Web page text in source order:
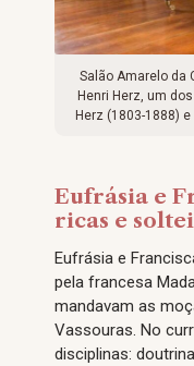
Salão Amarelo da
Henri Herz, um
Herz (1803-1888)
Eufrásia e
ricas e
Eufrásia e
pela francesa
mandavam as
Vassouras. No
disciplinas: